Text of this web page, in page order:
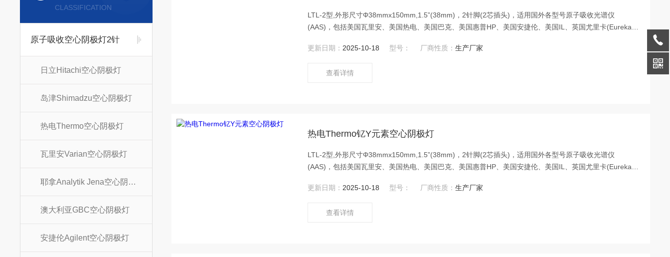
CLASSIFICATION
原子吸收空心阴极灯2针
日立Hitachi空心阴极灯
岛津Shimadzu空心阴极灯
热电Thermo空心阴极灯
瓦里安Varian空心阴极灯
耶拿Analytik Jena空心阴极灯
澳大利亚GBC空心阴极灯
安捷伦Agilent空心阴极灯
LTL-2型,外形尺寸Φ38mmx150mm,1.5”(38mm)，2针脚(2芯插头)，适用国外各型号原子吸收光谱仪
(AAS)，包括美国瓦里安、美国热电、美国巴克、美国惠普HP、美国安捷伦、美国IL、英国尤里卡(Eureka
号原子吸收光谱仪(AAS)。热电Thermo镱Yb元素空心阴极灯
更新日期： 2025-10-18 型号： 厂商性质：生产厂家
查看详情
热电Thermo钇Y元素空心阴极灯
LTL-2型,外形尺寸Φ38mmx150mm,1.5”(38mm)，2针脚(2芯插头)，适用国外各型号原子吸收光谱仪
(AAS)，包括美国瓦里安、美国热电、美国巴克、美国惠普HP、美国安捷伦、美国IL、英国尤里卡(Eureka
号原子吸收光谱仪(AAS)。热电Thermo钇Y元素空心阴极灯
更新日期： 2025-10-18 型号： 厂商性质：生产厂家
查看详情